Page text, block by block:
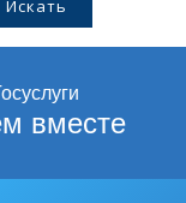
вместе